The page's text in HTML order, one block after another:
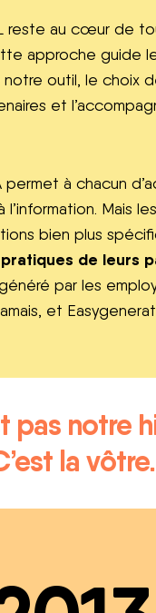
reste au cœur de
approche guide
outil, le choix
et
permet à chacun
l’information. Mais
bien plus
de leurs
par les
et
pas notre
la vôtre.